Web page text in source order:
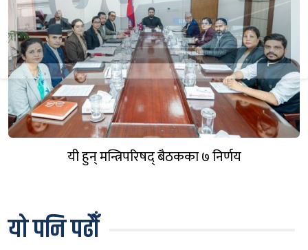
यी हुन् मन्त्रिपरिषद् बैठकका ७ निर्णय
यो पनि पढौँ